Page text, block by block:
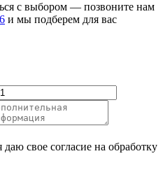
с выбором — позвоните нам
и мы подберем для вас
свое согласие на обработку